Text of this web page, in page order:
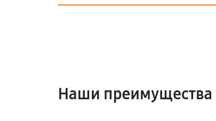
Наши преимущества